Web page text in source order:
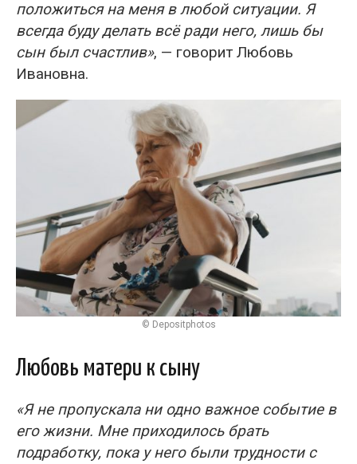
положиться на меня в любой ситуации. Я
всегда буду делать всё ради него, лишь бы
сын был счастлив», — говорит Любовь
Ивановна.
© Depositphotos
Любовь матери к сыну
«Я не пропускала ни одно важное событие в
его жизни. Мне приходилось брать
подработку, пока у него были трудности с